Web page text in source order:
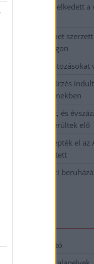
némileg emelkedett a
Zétény ezüstérmet
világbajnokságon
is korlátozásokat
országos ellenőrzés
üzemekben
visszahúzódott, és
kerültek elő
és rendőrök lepték el az
is érintett
vita a Fiumei úti
tájékoztató